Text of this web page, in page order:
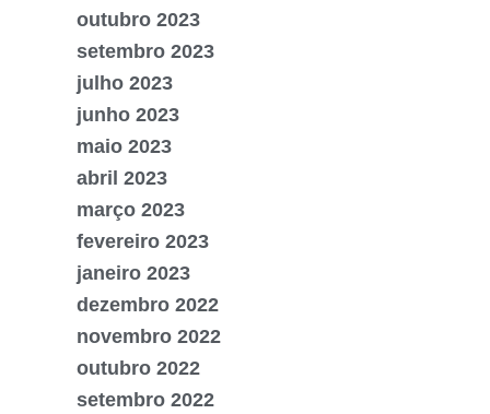
outubro 2023
setembro 2023
julho 2023
junho 2023
maio 2023
abril 2023
março 2023
fevereiro 2023
janeiro 2023
dezembro 2022
novembro 2022
outubro 2022
setembro 2022